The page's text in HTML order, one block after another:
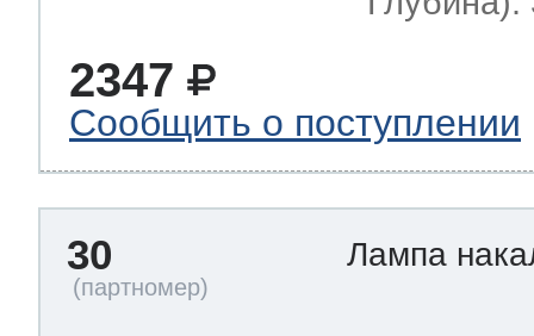
2347
Сообщить о поступлении
30 Лампа